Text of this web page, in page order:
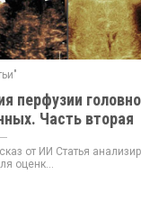
перфузии
Часть вторая
от ИИ Статья
оценк...